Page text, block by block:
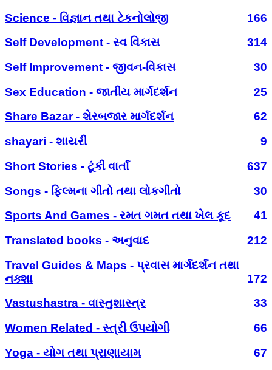
Science - વિજ્ઞાન તથા ટેકનોલોજી
166
Self Development - સ્વ વિકાસ
314
Self Improvement - જીવન-વિકાસ
30
Sex Education - જાતીય માર્ગદર્શન
25
Share Bazar - શેરબજાર માર્ગદર્શન
62
shayari - શાયરી
9
Short Stories - ટૂંકી વાર્તા
637
Songs - ફિલ્મના ગીતો તથા લોકગીતો
30
Sports And Games - રમત ગમત તથા ખેલ કૂદ
41
Translated books - અનુવાદ
212
Travel Guides & Maps - પ્રવાસ માર્ગદર્શન તથા
નક્શા
172
Vastushastra - વાસ્તુશાસ્ત્ર
33
Women Related - સ્ત્રી ઉપયોગી
66
Yoga - યોગ તથા પ્રાણાયામ
67